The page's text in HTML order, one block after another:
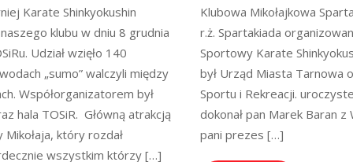
Karate Shinkyokushin
klubu w dniu 8 grudnia
Udział wzięło 140
„sumo” walczyli między
Współorganizatorem był
hala TOSiR. Główną atrakcją
który rozdał
wszystkim którzy […]
Klubowa Mikołajkowa
r.ż. Spartakiada
Sportowy Karate
był Urząd Miasta Tarnowa
Sportu i Rekreacji.
dokonał pan Marek Baran
pani prezes […]